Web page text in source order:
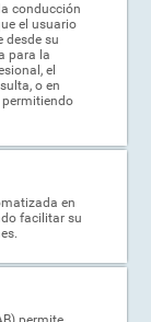
conducción
el usuario
desde su
para la
el
o en
en
facilitar su